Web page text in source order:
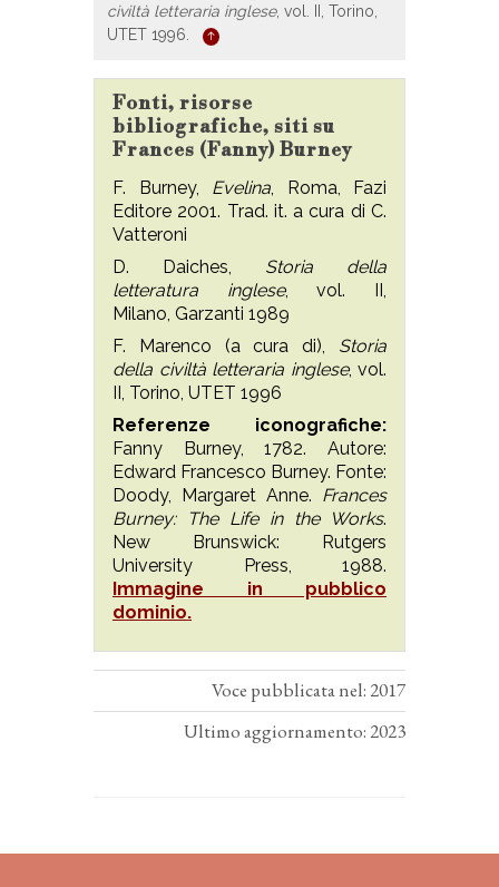
civiltà letteraria inglese, vol. II, Torino,
UTET 1996.
Fonti, risorse
bibliografiche, siti su
Frances (Fanny) Burney
F. Burney, Evelina , Roma, Fazi
Editore 2001. Trad. it. a cura di C.
Vatteroni
D. Daiches, Storia della
letteratura inglese, vol. II,
Milano, Garzanti 1989
F. Marenco (a cura di), Storia
della civiltà letteraria inglese, vol.
II, Torino, UTET 1996
Referenze iconografiche:
Fanny Burney, 1782. Autore:
Edward Francesco Burney. Fonte:
Doody, Margaret Anne. Frances
Burney: The Life in the Works.
New Brunswick: Rutgers
University Press, 1988.
Immagine in pubblico
dominio.
Voce pubblicata nel: 2017
Ultimo aggiornamento: 2023